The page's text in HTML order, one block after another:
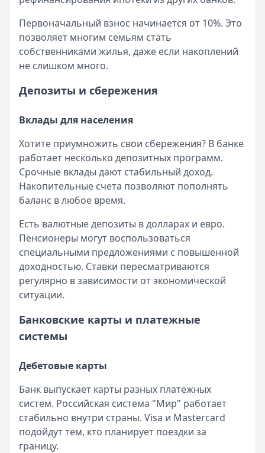
Первоначальный взнос начинается от 10%. Это
позволяет многим семьям стать
собственниками жилья, даже если накоплений
не слишком много.
Депозиты и сбережения
Вклады для населения
Хотите приумножить свои сбережения? В банке
работает несколько депозитных программ.
Срочные вклады дают стабильный доход.
Накопительные счета позволяют пополнять
баланс в любое время.
Есть валютные депозиты в долларах и евро.
Пенсионеры могут воспользоваться
специальными предложениями с повышенной
доходностью. Ставки пересматриваются
регулярно в зависимости от экономической
ситуации.
Банковские карты и платежные
системы
Дебетовые карты
Банк выпускает карты разных платежных
систем. Российская система "Мир" работает
стабильно внутри страны. Visa и Mastercard
подойдут тем, кто планирует поездки за
границу.